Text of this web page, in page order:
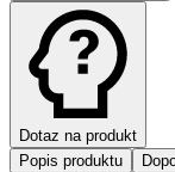
Dotaz na produkt
Popis produktu